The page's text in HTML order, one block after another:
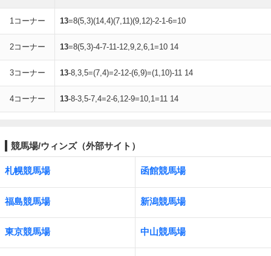
1コーナー 13=8(5,3)(14,4)(7,11)(9,12)-2-1-6=10
2コーナー 13=8(5,3)-4-7-11-12,9,2,6,1=10 14
3コーナー 13-8,3,5=(7,4)=2-12-(6,9)=(1,10)-11 14
4コーナー 13-8-3,5-7,4=2-6,12-9=10,1=11 14
競馬場/ウィンズ（外部サイト）
札幌競馬場 函館競馬場
福島競馬場 新潟競馬場
東京競馬場 中山競馬場